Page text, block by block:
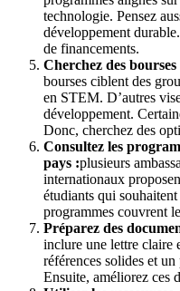
technologie. Pensez
développement
de financements.
Cherchez des
bourses ciblent des
en STEM. D’autres
développement.
Donc, cherchez des
Consultez les
pays :plusieurs
internationaux
étudiants qui
programmes couvrent
Préparez des
inclure une lettre claire
références solides et
Ensuite, améliorez ces